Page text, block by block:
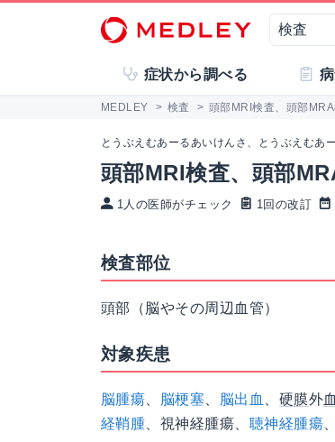
症状から調べる
MEDLEY > 検査 > 頭部MRI検査、頭部
とうぶえむあーるあいけんさ、とうぶえむあ
頭部MRI検査、頭部
1人の医師がチェック 1回の改訂
検査部位
頭部（脳やその周辺血管）
対象疾患
脳腫瘍 脳梗塞 脳出血 硬膜外
経鞘腫 、視神経腫瘍、 聴神経腫瘍